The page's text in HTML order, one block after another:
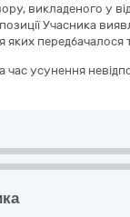
викладеного у
Учасника
яких
час усунення